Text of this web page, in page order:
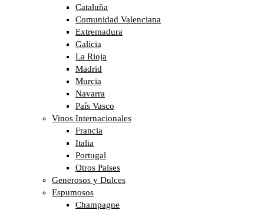
Cataluña
Comunidad Valenciana
Extremadura
Galicia
La Rioja
Madrid
Murcia
Navarra
País Vasco
Vinos Internacionales
Francia
Italia
Portugal
Otros Paises
Generosos y Dulces
Espumosos
Champagne